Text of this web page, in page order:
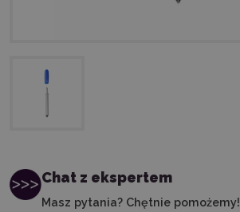
Chat z ekspertem
Masz pytania? Chętnie pomożemy!